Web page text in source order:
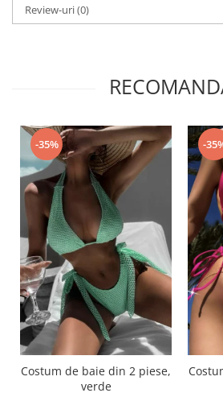
Review-uri(0)
-35%
Costum de baie din 2 piese,
verde
-